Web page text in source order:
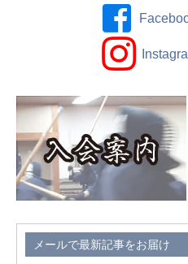
メールで最新記事をお届け